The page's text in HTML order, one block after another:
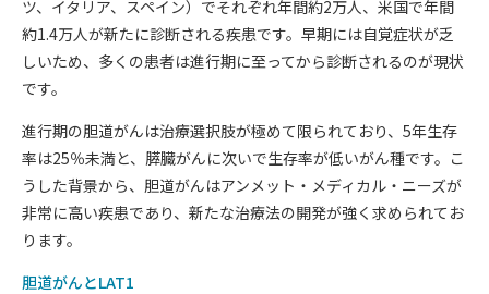
ツ、イタリア、スペイン）でそれぞれ年間約2万人、米国で年間
約1.4万人が新たに診断される疾患です。早期には自覚症状が乏
しいため、多くの患者は進行期に至ってから診断されるのが現状
です。
進行期の胆道がんは治療選択肢が極めて限られており、5年生存
率は25％未満と、膵臓がんに次いで生存率が低いがん種です。こ
うした背景から、胆道がんはアンメット・メディカル・ニーズが
非常に高い疾患であり、新たな治療法の開発が強く求められてお
ります。
胆道がんとLAT1